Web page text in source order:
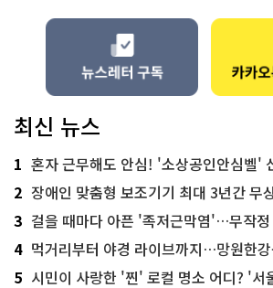
최신 뉴스
1 혼자 근무해도 안심! '소상공인안심벨'
2 장애인 맞춤형 보조기기 최대 3년간 무상 대
3 걸을 때마다 아픈 '족저근막염'…무작정 참지
4 먹거리부터 야경 라이브까지…망원한
5 시민이 사랑한 '찐' 로컬 명소 어디? '서울